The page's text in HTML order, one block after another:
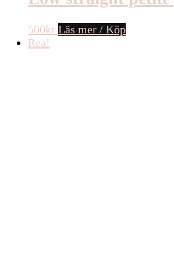
500kr Läs mer / Köp
Rea!